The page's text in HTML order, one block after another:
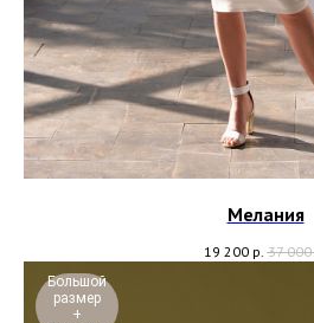
Мелания
19 200 р. 37 000
Большой
размер
+